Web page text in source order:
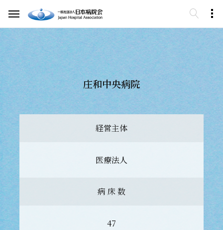
庄和中央病院
経営主体
医療法人
病 床 数
47